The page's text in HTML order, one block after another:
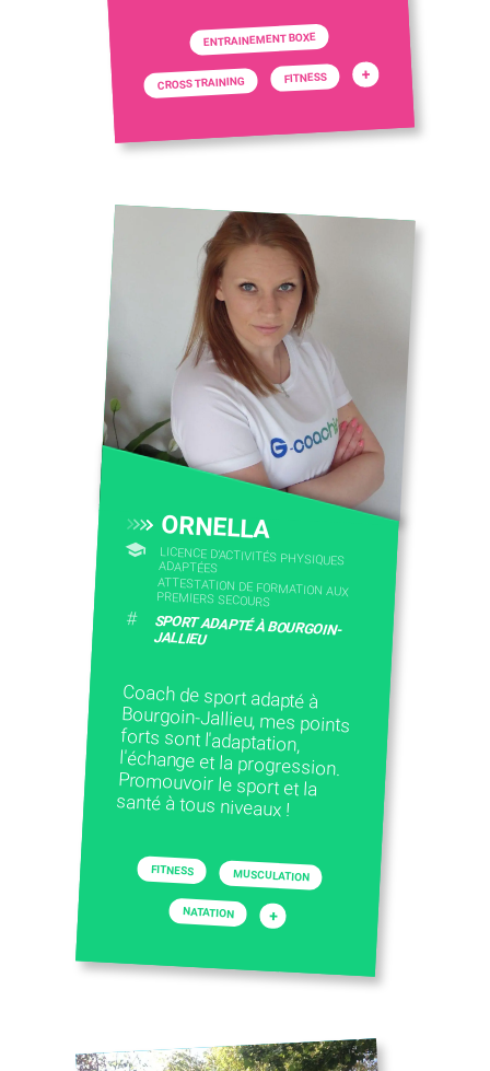
ENTRAINEMENT BOXE
CROSS TRAINING FITNESS +
ORNELLA
LICENCE D’ACTIVITÉS PHYSIQUES
ADAPTÉES
ATTESTATION DE FORMATION AUX
PREMIERS SECOURS
# SPORT ADAPTÉ À BOURGOIN-
JALLIEU
Coach de sport adapté à
Bourgoin-Jallieu, mes points
forts sont l'adaptation,
l'échange et la progression.
Promouvoir le sport et la
santé à tous niveaux !
FITNESS MUSCULATION
NATATION +